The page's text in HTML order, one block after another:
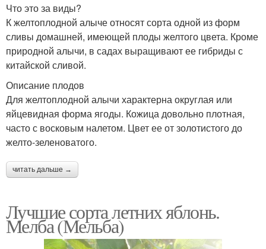
Что это за виды?
К желтоплодной алыче относят сорта одной из форм
сливы домашней, имеющей плоды желтого цвета. Кроме
природной алычи, в садах выращивают ее гибриды с
китайской сливой.
Описание плодов
Для желтоплодной алычи характерна округлая или
яйцевидная форма ягоды. Кожица довольно плотная,
часто с восковым налетом. Цвет ее от золотистого до
желто-зеленоватого.
читать дальше →
Лучшие сорта летних яблонь.
Мелба (Мельба)